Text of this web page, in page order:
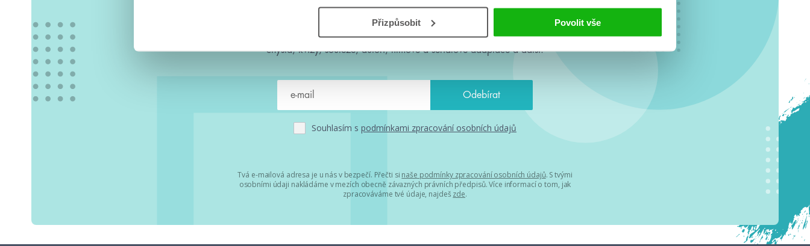
Přizpůsobit Povolit vše
#HumbookNews
Vše kolem #youngadult každý měsíc rovnou do mailu! Nové knihy, co se
chystá, kvízy, soutěže, autoři, filmové a seriálové adaptace a další.
Souhlasím s podmínkami zpracování osobních údajů
Tvá e-mailová adresa je u nás v bezpečí. Přečti si naše podmínky zpracování osobních údajů. S tvými
osobními údaji nakládáme v mezích obecně závazných právních předpisů. Více informací o tom, jak
zpracováváme tvé údaje, najdeš zde.